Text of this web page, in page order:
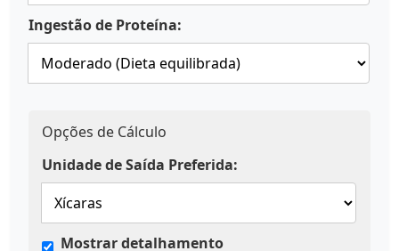
Ingestão de Proteína:
Opções de Cálculo
Unidade de Saída Preferida:
Mostrar detalhamento